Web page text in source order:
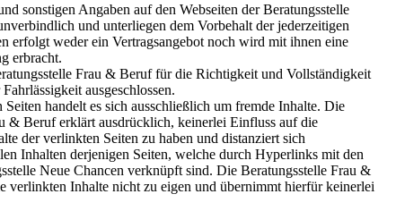
sonstigen Angaben auf den Webseiten der Beratungsstelle
und unterliegen dem Vorbehalt der jederzeitigen
erfolgt weder ein Vertragsangebot noch wird mit ihnen eine
erbracht.
Frau & Beruf für die Richtigkeit und Vollständigkeit
ausgeschlossen.
handelt es sich ausschließlich um fremde Inhalte. Die
& Beruf erklärt ausdrücklich, keinerlei Einfluss auf die
der verlinkten Seiten zu haben und distanziert sich
Inhalten derjenigen Seiten, welche durch Hyperlinks mit den
Neue Chancen verknüpft sind. Die Beratungsstelle Frau &
verlinkten Inhalte nicht zu eigen und übernimmt hierfür keinerlei